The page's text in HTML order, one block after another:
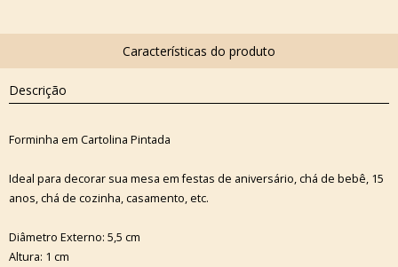
Descrição
Forminha em Cartolina Pintada
Ideal para decorar sua mesa em festas de aniversário, chá de bebê, 15
anos, chá de cozinha, casamento, etc.
Diâmetro Externo: 5,5 cm
Altura: 1 cm